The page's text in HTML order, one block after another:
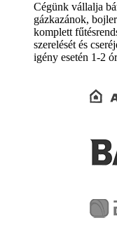
Cégünk vállalja
gázkazánok,
komplett
szerelését és
igény esetén 1-2